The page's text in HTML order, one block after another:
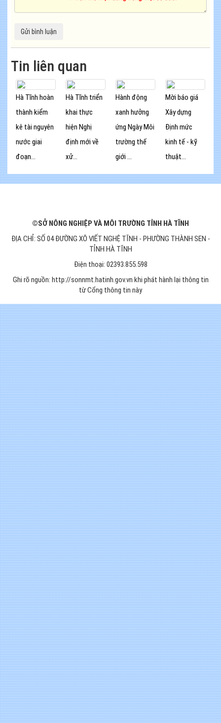
Tin liên quan
Hà Tĩnh hoàn
thành kiểm
kê tài nguyên
nước giai
đoạn...
Hà Tĩnh triển
khai thực
hiện Nghị
định mới về
xử...
Hành động
xanh hưởng
ứng Ngày Môi
trường thế
giới ...
Mời báo giá
Xây dựng
Định mức
kinh tế - kỹ
thuật...
©SỞ NÔNG NGHIỆP VÀ MÔI TRƯỜNG TỈNH HÀ TĨNH
ĐỊA CHỈ: SỐ 04 ĐƯỜNG XÔ VIẾT NGHỆ TĨNH - PHƯỜNG THÀNH SEN -
TỈNH HÀ TĨNH
Điện thoại: 02393.855.598
Ghi rõ nguồn: http://sonnmt.hatinh.gov.vn khi phát hành lại thông tin
từ Cổng thông tin này